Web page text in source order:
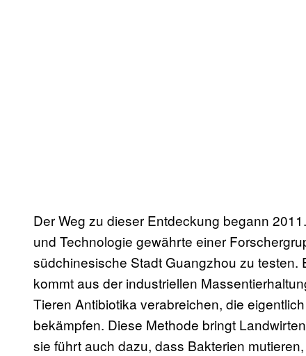
Der Weg zu dieser Entdeckung begann
und Technologie gewährte einer
südchinesische Stadt Guangzhou zu
kommt aus der industriellen
Tieren Antibiotika verabreichen, die
bekämpfen. Diese Methode bringt
sie führt auch dazu, dass Bakterien